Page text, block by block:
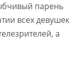
парень
всех девушек
а